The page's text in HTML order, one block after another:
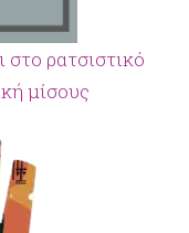
ρατσιστικό
μίσους